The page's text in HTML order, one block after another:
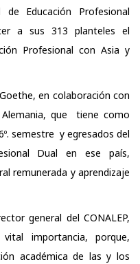
Educación Profesional
a sus 313 planteles el
Profesional con Asia y
en colaboración con
que tiene como
semestre y egresados del
Dual en ese país,
remunerada y aprendizaje
general del CONALEP,
importancia, porque,
académica de las y los